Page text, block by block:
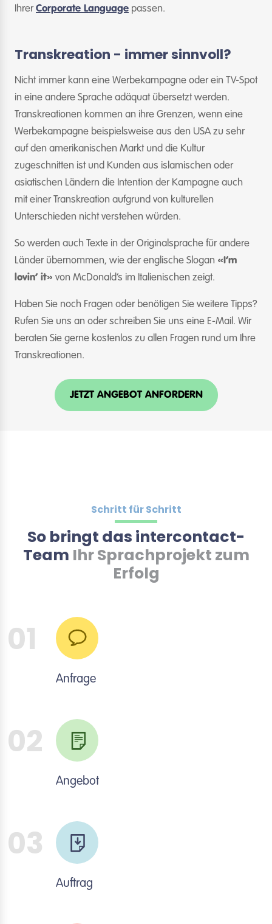
IhrerCorporate Language passen.
Transkreation - immer sinnvoll?
Nicht immer kann eine Werbekampagne oder ein TV-Spot
in eine andere Sprache adäquat übersetzt werden.
Transkreationen kommen an ihre Grenzen, wenn eine
Werbekampagne beispielsweise aus den USA zu sehr
auf den amerikanischen Markt und die Kultur
zugeschnitten ist und Kunden aus islamischen oder
asiatischen Ländern die Intention der Kampagne auch
mit einer Transkreation aufgrund von kulturellen
Unterschieden nicht verstehen würden.
So werden auch Texte in der Originalsprache für andere
Länder übernommen, wie der englische Slogan «I’m
lovin’ it» von McDonald’s im Italienischen zeigt.
Haben Sie noch Fragen oder benötigen Sie weitere Tipps?
Rufen Sie uns an oder schreiben Sie uns eine E-Mail. Wir
beraten Sie gerne kostenlos zu allen Fragen rund um Ihre
Transkreationen.
JETZT ANGEBOT ANFORDERN
Schritt für Schritt
So bringt das intercontact-
Team Ihr Sprachprojekt zum
Erfolg
01
Anfrage
02
Angebot
03
Auftrag